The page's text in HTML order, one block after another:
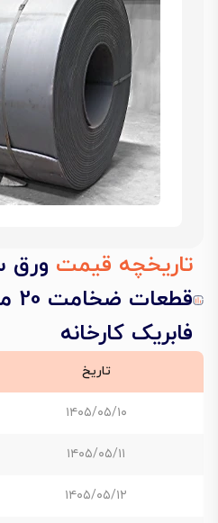
تاریخچه قیمت
فابریک کارخانه
تاریخ
۱۴۰۵/۰۵/۱۰
۱۴۰۵/۰۵/۱۱
۱۴۰۵/۰۵/۱۲